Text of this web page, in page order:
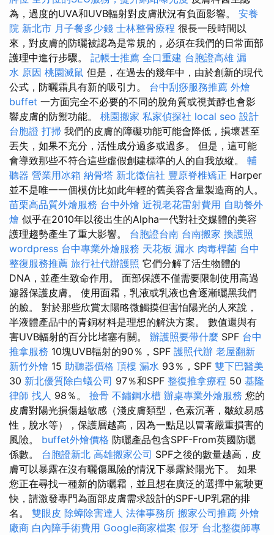
為，過度的UVA和UVB輻射對皮膚狀況有負面影響。 安養
院 新北市 月子餐多少錢 士林整骨療程 很長一段時間以
來，對皮膚的防曬被認為是常規的，必須在我們的日常面部
護理中進行步驟。 記帳士推薦 全口重建 台胞證高雄 漏
水 原因 桃園滅鼠 但是，在過去的幾年中，由於創新的現代
公式，防曬霜具有新的吸引力。 台中刮痧服務推薦 外燴
buffet 一方面完全不必要的不​​同的脫角質或視黃醇也會影
響皮膚的防禦功能。 桃園搬家 私家偵探社 local seo 設計
台胞證 打掃 我們的皮膚的障礙功能可能會降低，損壞甚至
丟失，如果不充分，活性成分過多或過多。 但是，這可能
會導致那些不符合這些虛假創建標準的人的自我放縱。 輔
聽器 營業用冰箱 納骨塔 新北徵信社 豐原脊椎矯正 Harper
並不是唯一一個模仿比如此年輕的舊美容含量製造商的人。
苗栗高品質外燴服務 台中外燴 近視老花雷射費用 自助餐外
燴 似乎在2010年以後出生的Alpha一代對社交媒體的美容
護理趨勢產生了重大影響。 台胞證台南 台南搬家 換護照
wordpress 台中專業外燴服務 天花板 漏水 肉毒桿菌 台中
整復服務推薦 旅行社代辦護照 它們分解了活生物體的
DNA，並產生致命作用。 面部保護不僅需要限制使用高過
濾器保護皮膚。 使用面霜，乳液或乳液也會逐漸曬黑我們
的臉。 對於那些欣賞太陽略微觸摸但害怕陽光的人來說，
半液體產品中的青銅材料是理想的解決方案。 數值還與有
害UVB輻射的百分比堵塞有關。 辦護照要帶什麼 SPF 台中
推拿服務 10塊UVB輻射的90％，SPF 護照代辦 老屋翻新
新竹外燴 15 助聽器價格 頂樓 漏水 93％，SPF 雙下巴醫美
30 新北優質除白蟻公司 97％和SPF 整復推拿療程 50 基隆
律師 找人 98％。 撿骨 不鏽鋼水槽 辦桌專業外燴服務 您的
皮膚對陽光損傷越敏感（淺皮膚類型，色素沉著，皺紋易感
性，脫水等），保護層越高，因為一點足以冒著嚴重損害的
風險。 buffet外燴價格 防曬產品包含SPF-From英國防曬
係數。 台胞證新北 高雄搬家公司 SPF之後的數量越高，皮
膚可以暴露在沒有曬傷風險的情況下暴露於陽光下。 如果
您正在尋找一種新的防曬霜，並且想在廣泛的選擇中駕駛更
快，請激發專門為面部皮膚需求設計的SPF-UP乳霜的排
名。 雙眼皮 除蟑除害達人 法律事務所 搬家公司推薦 外燴
廠商 白內障手術費用 Google商家檔案 假牙 台北整復師專